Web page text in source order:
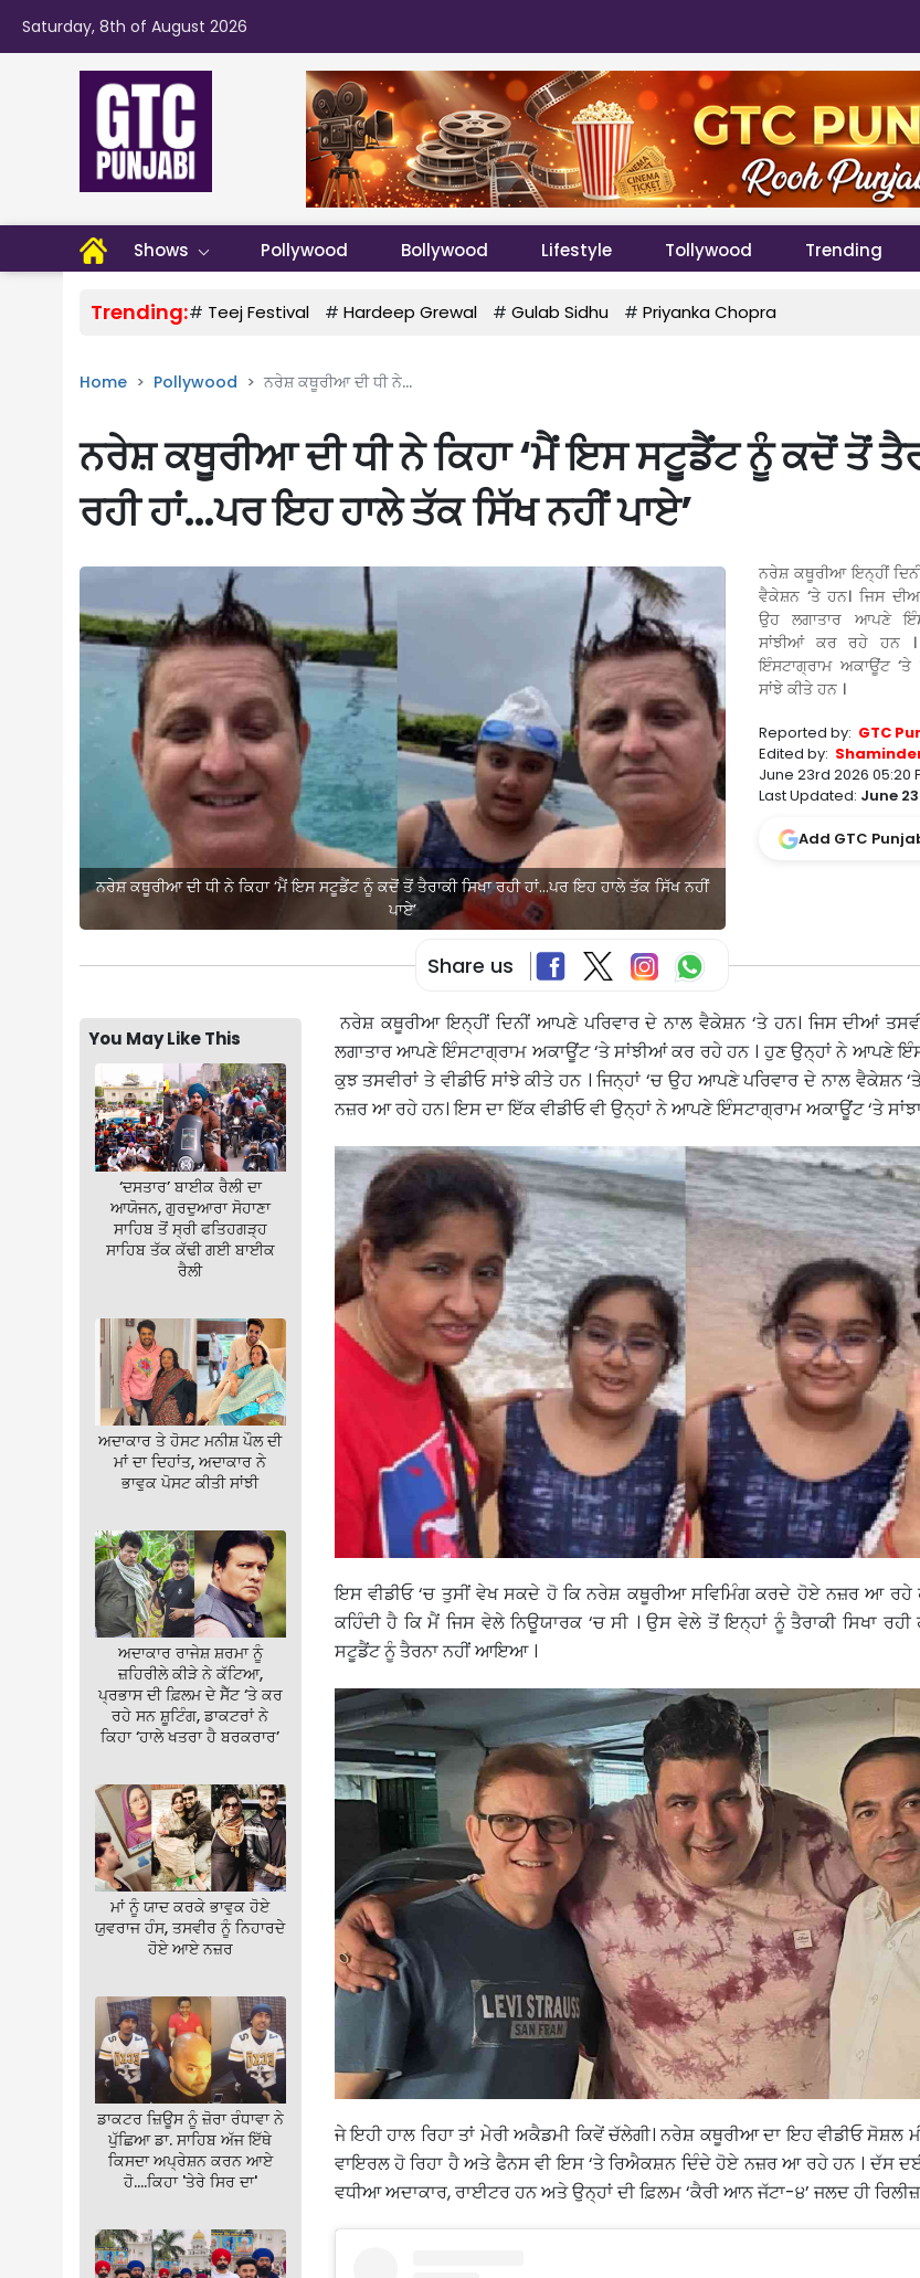
Saturday, 8th of August 2026
Shows Pollywood Bollywood Lifestyle Tollywood Trending
Trending:# Teej Festival # Hardeep Grewal # Gulab Sidhu # Priyanka Chopra
Home Pollywood ਨਰੇਸ਼ ਕਥੂਰੀਆ ਦੀ ਧੀ ਨੇ...
ਨਰੇਸ਼ ਕਥੂਰੀਆ ਦੀ ਧੀ ਨੇ ਕਿਹਾ ‘ਮੈਂ ਇਸ ਸਟੂਡੈਂਟ ਨੂੰ ਕਦੋਂ ਤੋਂ
ਰਹੀ ਹਾਂ…ਪਰ ਇਹ ਹਾਲੇ ਤੱਕ ਸਿੱਖ ਨਹੀਂ ਪਾਏ’
ਨਰੇਸ਼ ਕਥੂਰੀਆ ਦੀ ਧੀ ਨੇ ਕਿਹਾ ‘ਮੈਂ ਇਸ ਸਟੂਡੈਂਟ ਨੂੰ ਕਦੋਂ ਤੋਂ ਤੈਰਾਕੀ ਸਿਖਾ ਰਹੀ ਹਾਂ…ਪਰ ਇਹ ਹਾਲੇ ਤੱਕ ਸਿੱਖ ਨਹੀਂ
ਪਾਏ’
ਨਰੇਸ਼ ਕਥੂਰੀਆ ਇਨ੍ਹੀਂ
ਵੈਕੇਸ਼ਨ ‘ਤੇ ਹਨ। ਜਿਸ
ਉਹ ਲਗਾਤਾਰ ਆਪਣੇ
ਸਾਂਝੀਆਂ ਕਰ ਰਹੇ ਹਨ
ਇੰਸਟਾਗ੍ਰਾਮ ਅਕਾਊਂਟ ‘ਤੇ
ਸਾਂਝੇ ਕੀਤੇ ਹਨ ।
Reported by: GTC
Edited by:
June 23rd 2026 05:20
Last Updated: June
Add GTC
Share us
You May Like This
‘ਦਸਤਾਰ’ ਬਾਈਕ ਰੈਲੀ ਦਾ
ਆਯੋਜਨ, ਗੁਰਦੁਆਰਾ ਸੋਹਾਣਾ
ਸਾਹਿਬ ਤੋਂ ਸ੍ਰੀ ਫਤਿਹਗੜ੍ਹ
ਸਾਹਿਬ ਤੱਕ ਕੱਢੀ ਗਈ ਬਾਈਕ
ਰੈਲੀ
ਅਦਾਕਾਰ ਤੇ ਹੋਸਟ ਮਨੀਸ਼ ਪੌਲ ਦੀ
ਮਾਂ ਦਾ ਦਿਹਾਂਤ, ਅਦਾਕਾਰ ਨੇ
ਭਾਵੁਕ ਪੋਸਟ ਕੀਤੀ ਸਾਂਝੀ
ਅਦਾਕਾਰ ਰਾਜੇਸ਼ ਸ਼ਰਮਾ ਨੂੰ
ਜ਼ਹਿਰੀਲੇ ਕੀੜੇ ਨੇ ਕੱਟਿਆ,
ਪ੍ਰਭਾਸ ਦੀ ਫ਼ਿਲਮ ਦੇ ਸੈੱਟ ‘ਤੇ ਕਰ
ਰਹੇ ਸਨ ਸ਼ੂਟਿੰਗ, ਡਾਕਟਰਾਂ ਨੇ
ਕਿਹਾ ‘ਹਾਲੇ ਖਤਰਾ ਹੈ ਬਰਕਰਾਰ’
ਮਾਂ ਨੂੰ ਯਾਦ ਕਰਕੇ ਭਾਵੁਕ ਹੋਏ
ਯੁਵਰਾਜ ਹੰਸ, ਤਸਵੀਰ ਨੂੰ ਨਿਹਾਰਦੇ
ਹੋਏ ਆਏ ਨਜ਼ਰ
ਡਾਕਟਰ ਜ਼ਿਊਸ ਨੂੰ ਜ਼ੋਰਾ ਰੰਧਾਵਾ ਨੇ
ਪੁੱਛਿਆ ਡਾ. ਸਾਹਿਬ ਅੱਜ ਇੱਥੇ
ਕਿਸਦਾ ਅਪ੍ਰੇਸ਼ਨ ਕਰਨ ਆਏ
ਹੋ….ਕਿਹਾ 'ਤੇਰੇ ਸਿਰ ਦਾ'
ਨਰੇਸ਼ ਕਥੂਰੀਆ ਇਨ੍ਹੀਂ ਦਿਨੀਂ ਆਪਣੇ ਪਰਿਵਾਰ ਦੇ ਨਾਲ ਵੈਕੇਸ਼ਨ ‘ਤੇ ਹਨ। ਜਿਸ ਦੀਆਂ
ਲਗਾਤਾਰ ਆਪਣੇ ਇੰਸਟਾਗ੍ਰਾਮ ਅਕਾਊਂਟ ‘ਤੇ ਸਾਂਝੀਆਂ ਕਰ ਰਹੇ ਹਨ । ਹੁਣ ਉਨ੍ਹਾਂ ਨੇ ਆਪਣੇ
ਕੁਝ ਤਸਵੀਰਾਂ ਤੇ ਵੀਡੀਓ ਸਾਂਝੇ ਕੀਤੇ ਹਨ । ਜਿਨ੍ਹਾਂ ‘ਚ ਉਹ ਆਪਣੇ ਪਰਿਵਾਰ ਦੇ ਨਾਲ
ਨਜ਼ਰ ਆ ਰਹੇ ਹਨ। ਇਸ ਦਾ ਇੱਕ ਵੀਡੀਓ ਵੀ ਉਨ੍ਹਾਂ ਨੇ ਆਪਣੇ ਇੰਸਟਾਗ੍ਰਾਮ ਅਕਾਊਂਟ ‘ਤੇ ਸਾਂਝਾ
ਇਸ ਵੀਡੀਓ ‘ਚ ਤੁਸੀਂ ਵੇਖ ਸਕਦੇ ਹੋ ਕਿ ਨਰੇਸ਼ ਕਥੂਰੀਆ ਸਵਿਮਿੰਗ ਕਰਦੇ ਹੋਏ ਨਜ਼ਰ ਆ ਰਹੇ
ਕਹਿੰਦੀ ਹੈ ਕਿ ਮੈਂ ਜਿਸ ਵੇਲੇ ਨਿਊਯਾਰਕ ‘ਚ ਸੀ । ਉਸ ਵੇਲੇ ਤੋਂ ਇਨ੍ਹਾਂ ਨੂੰ ਤੈਰਾਕੀ ਸਿਖਾ
ਸਟੂਡੈਂਟ ਨੂੰ ਤੈਰਨਾ ਨਹੀਂ ਆਇਆ ।
ਜੇ ਇਹੀ ਹਾਲ ਰਿਹਾ ਤਾਂ ਮੇਰੀ ਅਕੈਡਮੀ ਕਿਵੇਂ ਚੱਲੇਗੀ। ਨਰੇਸ਼ ਕਥੂਰੀਆ ਦਾ ਇਹ ਵੀਡੀਓ ਸੋਸ਼ਲ
ਵਾਇਰਲ ਹੋ ਰਿਹਾ ਹੈ ਅਤੇ ਫੈਨਸ ਵੀ ਇਸ ‘ਤੇ ਰਿਐਕਸ਼ਨ ਦਿੰਦੇ ਹੋਏ ਨਜ਼ਰ ਆ ਰਹੇ ਹਨ । ਦੱਸ
ਵਧੀਆ ਅਦਾਕਾਰ, ਰਾਈਟਰ ਹਨ ਅਤੇ ਉਨ੍ਹਾਂ ਦੀ ਫ਼ਿਲਮ ‘ਕੈਰੀ ਆਨ ਜੱਟਾ-੪’ ਜਲਦ ਹੀ ਰਿਲੀਜ਼